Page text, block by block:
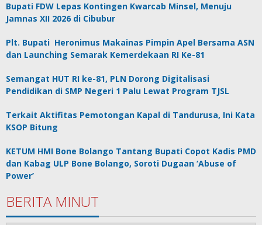
Bupati FDW Lepas Kontingen Kwarcab Minsel, Menuju
Jamnas XII 2026 di Cibubur
Plt. Bupati Heronimus Makainas Pimpin Apel Bersama ASN
dan Launching Semarak Kemerdekaan RI Ke-81
Semangat HUT RI ke-81, PLN Dorong Digitalisasi
Pendidikan di SMP Negeri 1 Palu Lewat Program TJSL
Terkait Aktifitas Pemotongan Kapal di Tandurusa, Ini Kata
KSOP Bitung
KETUM HMI Bone Bolango Tantang Bupati Copot Kadis PMD
dan Kabag ULP Bone Bolango, Soroti Dugaan ‘Abuse of
Power’
BERITA MINUT